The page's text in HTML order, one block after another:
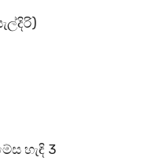
හැඳි 3